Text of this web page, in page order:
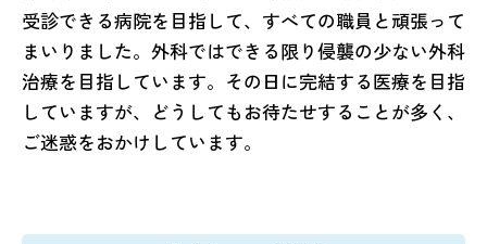
受診できる病院を目指して、すべての職員と頑張って
まいりました。外科ではできる限り侵襲の少ない外科
治療を目指しています。その日に完結する医療を目指
していますが、どうしてもお待たせすることが多く、
ご迷惑をおかけしています。